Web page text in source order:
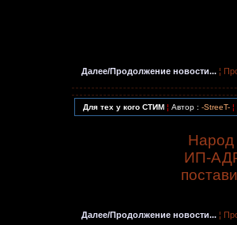
Далее/Продолжение новости... ¦
Для тех у кого СТИМ ¦ Автор : -StreeT- ¦
Народ
ИП-
Далее/Продолжение новости... ¦